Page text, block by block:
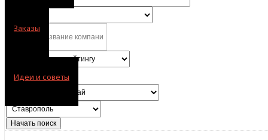
Заказы
Идеи и советы